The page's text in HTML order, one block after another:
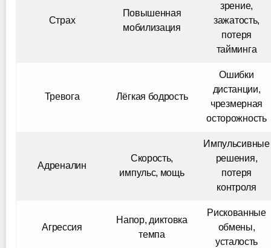
Страх
Повышенная
мобилизация
зрение,
зажатость,
потеря
тайминга
Тревога Лёгкая бодрость
Ошибки
дистанции,
чрезмерная
осторожность
Адреналин
Скорость,
импульс, мощь
Импульсивные
решения,
потеря
контроля
Агрессия
Напор, диктовка
темпа
Рискованные
обмены,
усталость